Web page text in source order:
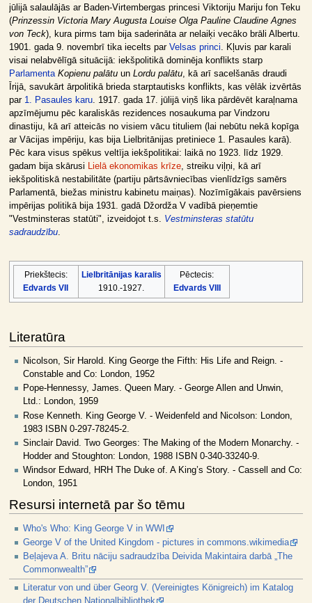
jūlijā salaulājās ar Baden-Virtembergas princesi Viktoriju Mariju fon Teku
(Prinzessin Victoria Mary Augusta Louise Olga Pauline Claudine Agnes
von Teck), kura pirms tam bija saderināta ar nelaiķi vecāko brāli Albertu.
1901. gada 9. novembrī tika iecelts par Velsas princi . Kļuvis par karali
visai nelabvēlīgā situācijā: iekšpolitikā dominēja konflikts starp
Parlamenta Kopienu palātuun Lordu palātu, kā arī sacelšanās draudi
Īrijā, savukārt ārpolitikā brieda starptautisks konflikts, kas vēlāk izvērtās
par 1. Pasaules karu. 1917. gada 17. jūlijā viņš lika pārdēvēt karaļnama
apzīmējumu pēc karaliskās rezidences nosaukuma par Vindzoru
dinastiju, kā arī atteicās no visiem vācu tituliem (lai nebūtu nekā kopīga
ar Vācijas impēriju, kas bija Lielbritānijas pretiniece 1. Pasaules karā).
Pēc kara visus spēkus veltīja iekšpolitikai: laikā no 1923. līdz 1929.
gadam bija skārusi
Lielā ekonomikas krīze, streiku viļņi, kā arī
iekšpolitiskā nestabilitāte (partiju pārtsāvniecības vienlīdzīgs samērs
Parlamentā, biežas ministru kabinetu maiņas). Nozīmīgākais pavērsiens
impērijas politikā bija 1931. gadā Džordža V vadībā pieņemtie
"Vestminsteras statūti", izveidojot t.s. Vestminsteras statūtu
sadraudzību.
Priekštecis:
Edvards VII
Lielbritānijas karalis
1910.-1927.
Pēctecis:
Edvards VIII
Literatūra
Nicolson, Sir Harold. King George the Fifth: His Life and Reign. -
Constable and Co: London, 1952
Pope-Hennessy, James. Queen Mary. - George Allen and Unwin,
Ltd.: London, 1959
Rose Kenneth. King George V. - Weidenfeld and Nicolson: London,
1983 ISBN 0-297-78245-2.
Sinclair David. Two Georges: The Making of the Modern Monarchy. -
Hodder and Stoughton: London, 1988 ISBN 0-340-33240-9.
Windsor Edward, HRH The Duke of. A King’s Story. - Cassell and Co:
London, 1951
Resursi internetā par šo tēmu
Who's Who: King George V in WWI
George V of the United Kingdom - pictures in commons.wikimedia
Beļajeva A. Britu nāciju sadraudzība Deivida Makintaira darbā „The
Commonwealth”
Literatur von und über Georg V. (Vereinigtes Königreich) im Katalog